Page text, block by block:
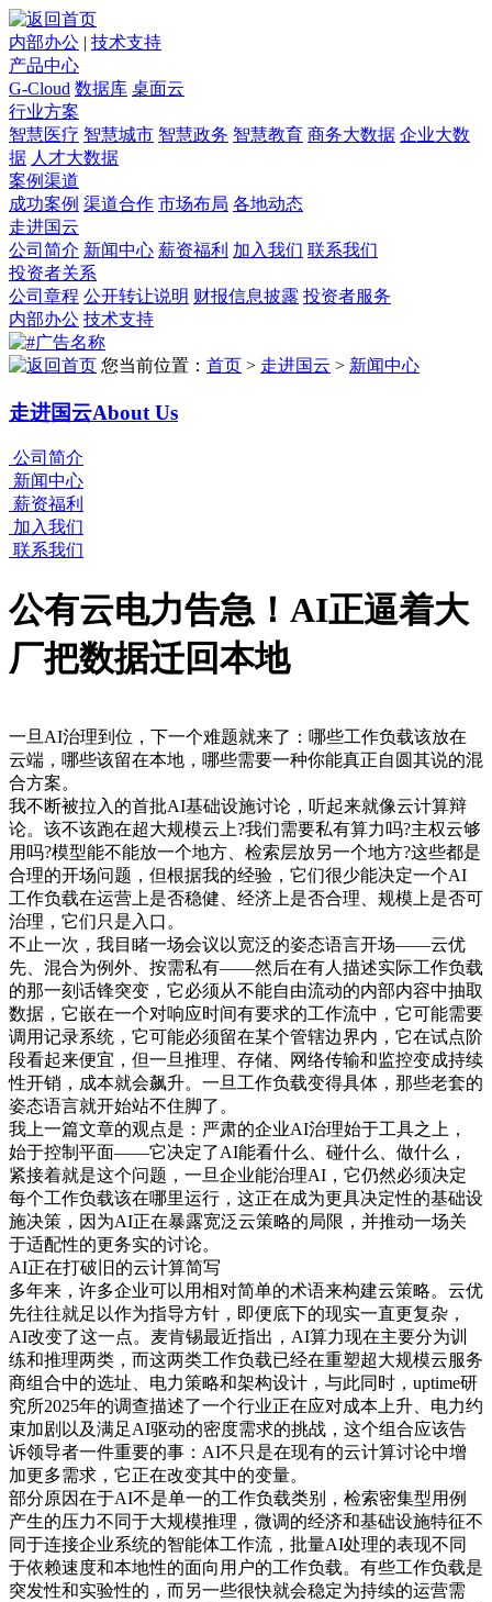
内部办公 | 技术支持
产品中心
G-Cloud 数据库 桌面云
行业方案
智慧医疗 智慧城市 智慧政务 智慧教育 商务大数据 企业大数
据 人才大数据
案例渠道
成功案例 渠道合作 市场布局 各地动态
走进国云
公司简介 新闻中心 薪资福利 加入我们 联系我们
投资者关系
公司章程 公开转让说明 财报信息披露 投资者服务
内部办公 技术支持
您当前位置： 首页 > 走进国云 > 新闻中心
走进国云About Us
公司简介
新闻中心
薪资福利
加入我们
联系我们
公有云电力告急！AI正逼着大
厂把数据迁回本地
一旦AI治理到位，下一个难题就来了：哪些工作负载该放在
云端，哪些该留在本地，哪些需要一种你能真正自圆其说的混
合方案。
我不断被拉入的首批AI基础设施讨论，听起来就像云计算辩
论。该不该跑在超大规模云上?我们需要私有算力吗?主权云够
用吗?模型能不能放一个地方、检索层放另一个地方?这些都是
合理的开场问题，但根据我的经验，它们很少能决定一个AI
工作负载在运营上是否稳健、经济上是否合理、规模上是否可
治理，它们只是入口。
不止一次，我目睹一场会议以宽泛的姿态语言开场——云优
先、混合为例外、按需私有——然后在有人描述实际工作负载
的那一刻话锋突变，它必须从不能自由流动的内部内容中抽取
数据，它嵌在一个对响应时间有要求的工作流中，它可能需要
调用记录系统，它可能必须留在某个管辖边界内，它在试点阶
段看起来便宜，但一旦推理、存储、网络传输和监控变成持续
性开销，成本就会飙升。一旦工作负载变得具体，那些老套的
姿态语言就开始站不住脚了。
我上一篇文章的观点是：严肃的企业AI治理始于工具之上，
始于控制平面——它决定了AI能看什么、碰什么、做什么，
紧接着就是这个问题，一旦企业能治理AI，它仍然必须决定
每个工作负载该在哪里运行，这正在成为更具决定性的基础设
施决策，因为AI正在暴露宽泛云策略的局限，并推动一场关
于适配性的更务实的讨论。
AI正在打破旧的云计算简写
多年来，许多企业可以用相对简单的术语来构建云策略。云优
先往往就足以作为指导方针，即便底下的现实一直更复杂，
AI改变了这一点。麦肯锡最近指出，AI算力现在主要分为训
练和推理两类，而这两类工作负载已经在重塑超大规模云服务
商组合中的选址、电力策略和架构设计，与此同时，uptime研
究所2025年的调查描述了一个行业正在应对成本上升、电力约
束加剧以及满足AI驱动的密度需求的挑战，这个组合应该告
诉领导者一件重要的事：AI不只是在现有的云计算讨论中增
加更多需求，它正在改变其中的变量。
部分原因在于AI不是单一的工作负载类别，检索密集型用例
产生的压力不同于大规模推理，微调的经济和基础设施特征不
同于连接企业系统的智能体工作流，批量AI处理的表现不同
于依赖速度和本地性的面向用户的工作负载。有些工作负载是
突发性和实验性的，而另一些很快就会稳定为持续的运营需